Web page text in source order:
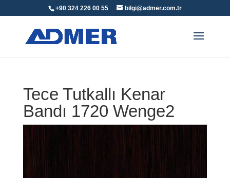
+90 324 226 00 55 bilgi@admer.com.tr
Tece Tutkallı Kenar
Bandı 1720 Wenge2